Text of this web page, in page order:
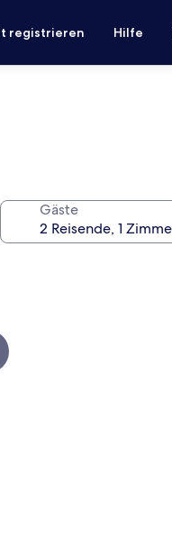
registrieren Hilfe
Gäste